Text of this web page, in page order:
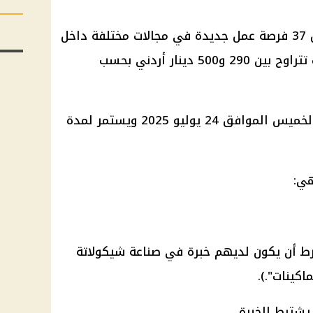
وتضمن الإعلان الأولي لوزارة العمل 37 فرصة عمل جديدة في مجالات مختلفة داخل
المملكة الأردنية الهاشمية، برواتب تتراوح بين 290 و500 دينار أردني بحسب
بدأ التقديم على هذا الإعلان يوم الخميس الموافق 24 يوليو 2025 ويستمر لمدة
أن يكون لديهم خبرة في صناعة شيكولاتة